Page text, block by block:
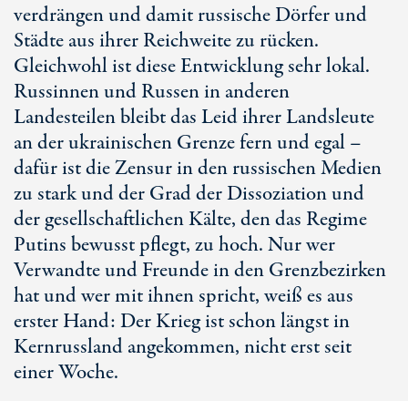
verdrängen und damit russische Dörfer und
Städte aus ihrer Reichweite zu rücken.
Gleichwohl ist diese Entwicklung sehr lokal.
Russinnen und Russen in anderen
Landesteilen bleibt das Leid ihrer Landsleute
an der ukrainischen Grenze fern und egal –
dafür ist die Zensur in den russischen Medien
zu stark und der Grad der Dissoziation und
der gesellschaftlichen Kälte, den das Regime
Putins bewusst pflegt, zu hoch. Nur wer
Verwandte und Freunde in den Grenzbezirken
hat und wer mit ihnen spricht, weiß es aus
erster Hand: Der Krieg ist schon längst in
Kernrussland angekommen, nicht erst seit
einer Woche.